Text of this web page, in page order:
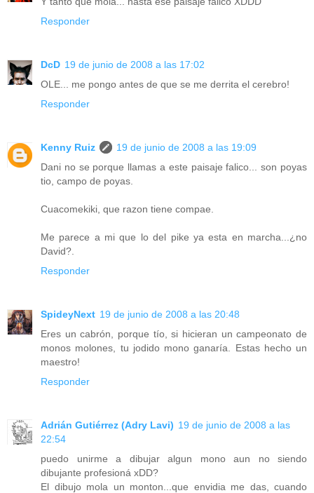
Responder
DcD 19 de junio de 2008 a las 17:02
OLE... me pongo antes de que se me derrita el cerebro!
Responder
Kenny Ruiz
19 de junio de 2008 a las 19:09
Dani no se porque llamas a este paisaje falico... son poyas
tio, campo de poyas.
Cuacomekiki, que razon tiene compae.
Me parece a mi que lo del pike ya esta en marcha...¿no
David?.
Responder
SpideyNext 19 de junio de 2008 a las 20:48
Eres un cabrón, porque tío, si hicieran un campeonato de
monos molones, tu jodido mono ganaría. Estas hecho un
maestro!
Responder
Adrián Gutiérrez (Adry Lavi) 19 de junio de 2008 a las
22:54
puedo unirme a dibujar algun mono aun no siendo
dibujante profesioná xDD?
El dibujo mola un monton...que envidia me das, cuando